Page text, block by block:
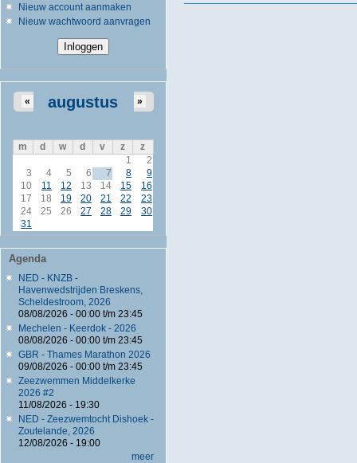
Nieuw account aanmaken
Nieuw wachtwoord aanvragen
augustus
« »
m d w d v z
z
1
2
3
4 5 6 7 8
9
10
11 12 13 14 15
16
17
18 19 20 21 22
23
24
25 26 27 28 29
30
31
Agenda
NED - KNZB -
Havenwedstrijden Breskens,
Scheldestroom, 2026
08/08/2026 - 00:00t/m 23:45
Mechelen - Keerdok - 2026
08/08/2026 - 00:00t/m 23:45
GBR - Thames Marathon 2026
09/08/2026 - 00:00t/m 23:45
Zeezwemmen Middelkerke
2026 #2
11/08/2026 - 19:30
NED - Zeezwemtocht Dishoek -
Zoutelande, 2026
12/08/2026 - 19:00
meer